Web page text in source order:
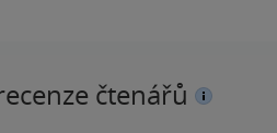
čtenářů